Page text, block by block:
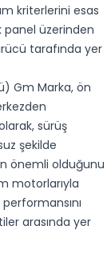
kriterlerini esas
panel üzerinden
tarafında yer
Gm Marka, ön
sürüş
şekilde
önemli olduğunu
motorlarıyla
arasında yer